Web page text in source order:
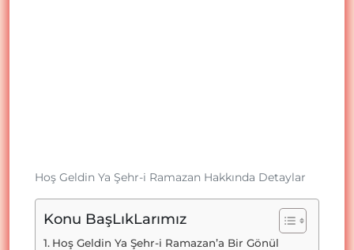
Hoş Geldin Ya Şehr-i Ramazan Hakkında Detaylar
Konu BaşLıkLarımız
Hoş Geldin Ya Şehr-i Ramazan’a Bir Gönül